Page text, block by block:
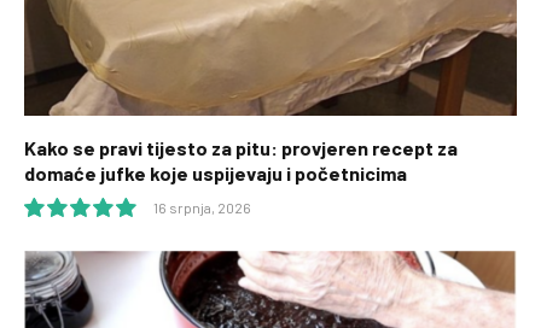
Kako se pravi tijesto za pitu: provjeren recept za
domaće jufke koje uspijevaju i početnicima
10.0
16 srpnja, 2026